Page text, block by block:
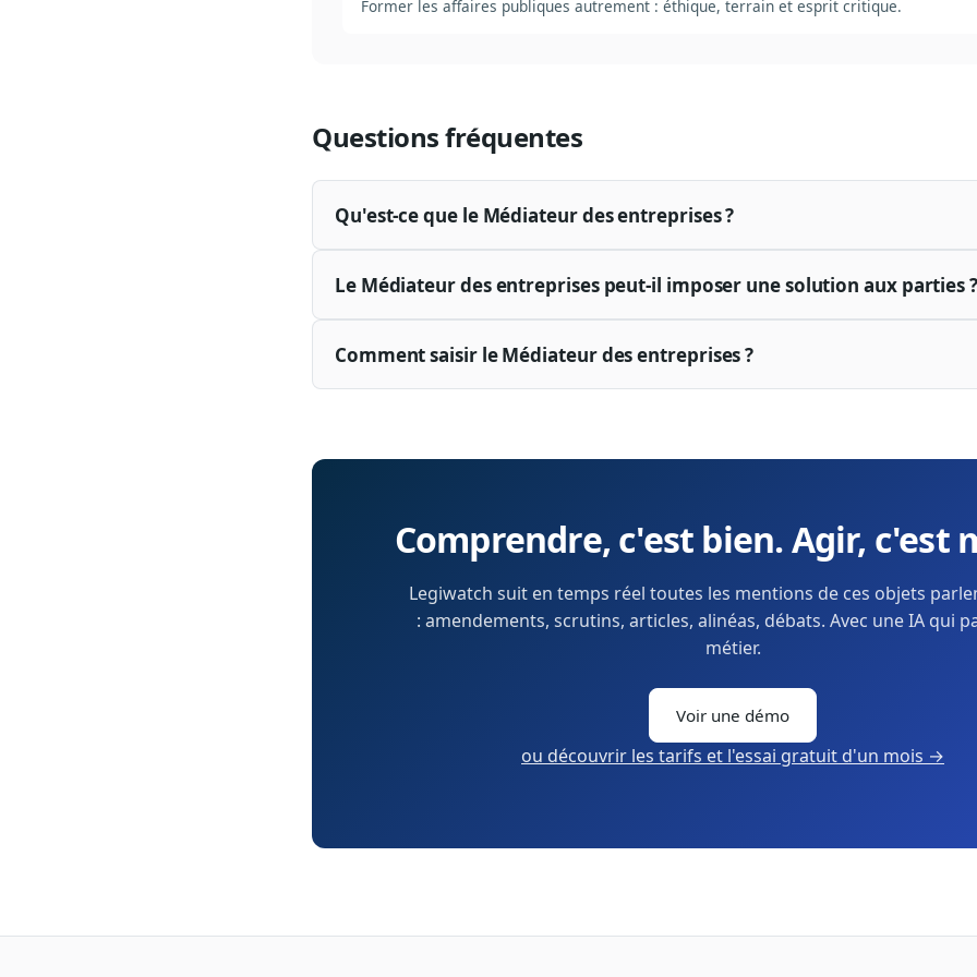
Former les affaires publiques autrement : éthique, terrain et esprit critique.
Questions fréquentes
Qu'est-ce que le Médiateur des entreprises ?
Le Médiateur des entreprises peut-il imposer une solution aux parties ?
Comment saisir le Médiateur des entreprises ?
Comprendre, c'est bien. Agir, c'est
Legiwatch suit en temps réel toutes les mentions de ces objets
: amendements, scrutins, articles, alinéas, débats. Avec une IA qui
métier.
Voir une démo
ou découvrir les tarifs et l'essai gratuit d'un mois →